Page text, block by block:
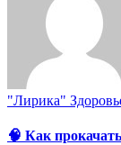
"Лирика"
🧠 Как